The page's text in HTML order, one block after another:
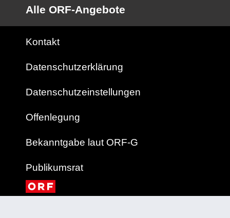
Alle ORF-Angebote
Kontakt
Datenschutzerklärung
Datenschutzeinstellungen
Offenlegung
Bekanntgabe laut ORF-G
Publikumsrat